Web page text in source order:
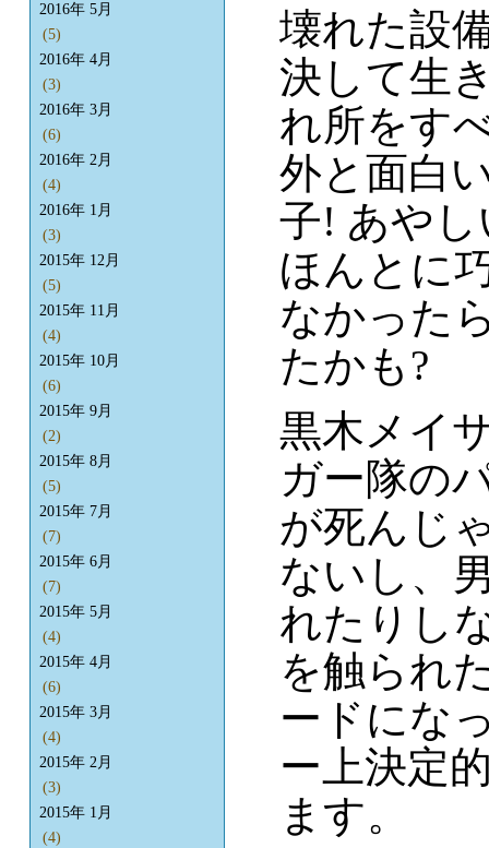
壊れた設
決して生
れ所をす
外と面白
子! あや
ほんとに
なかった
たかも?
黒木メイ
ガー隊の
が死んじ
ないし、
れたりし
を触られ
ードにな
ー上決定
ます。
2016年 5月
(5)
2016年 4月
(3)
2016年 3月
(6)
2016年 2月
(4)
2016年 1月
(3)
2015年 12月
(5)
2015年 11月
(4)
2015年 10月
(6)
2015年 9月
(2)
2015年 8月
(5)
2015年 7月
(7)
2015年 6月
(7)
2015年 5月
(4)
2015年 4月
(6)
2015年 3月
(4)
2015年 2月
(3)
2015年 1月
(4)